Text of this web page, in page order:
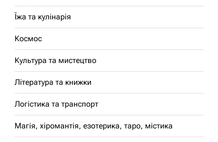
Їжа та кулінарія
Космос
Культура та мистецтво
Література та книжки
Логістика та транспорт
Магія, хіромантія, езотерика, таро, містика